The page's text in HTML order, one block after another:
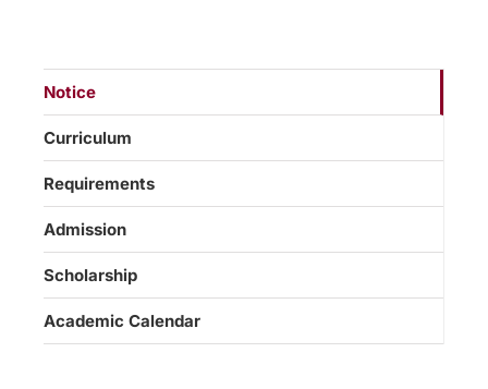
Notice
Curriculum
Requirements
Admission
Scholarship
Academic Calendar